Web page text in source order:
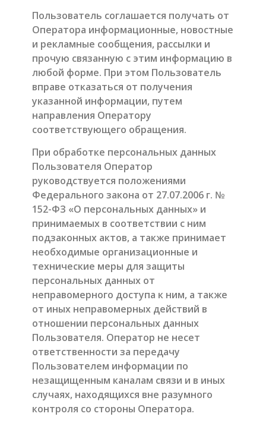
Пользователь соглашается получать от
Оператора информационные, новостные
и рекламные сообщения, рассылки и
прочую связанную с этим информацию в
любой форме. При этом Пользователь
вправе отказаться от получения
указанной информации, путем
направления Оператору
соответствующего обращения.
При обработке персональных данных
Пользователя Оператор
руководствуется положениями
Федерального закона от 27.07.2006 г. №
152-ФЗ «О персональных данных» и
принимаемых в соответствии с ним
подзаконных актов, а также принимает
необходимые организационные и
технические меры для защиты
персональных данных от
неправомерного доступа к ним, а также
от иных неправомерных действий в
отношении персональных данных
Пользователя. Оператор не несет
ответственности за передачу
Пользователем информации по
незащищенным каналам связи и в иных
случаях, находящихся вне разумного
контроля со стороны Оператора.